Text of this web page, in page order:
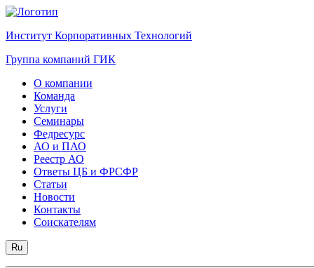
Институт Корпоративных Технологий
Группа компаний ГИК
О компании
Команда
Услуги
Семинары
Федресурс
АО и ПАО
Реестр АО
Ответы ЦБ и ФРСФР
Статьи
Новости
Контакты
Соискателям
Ru